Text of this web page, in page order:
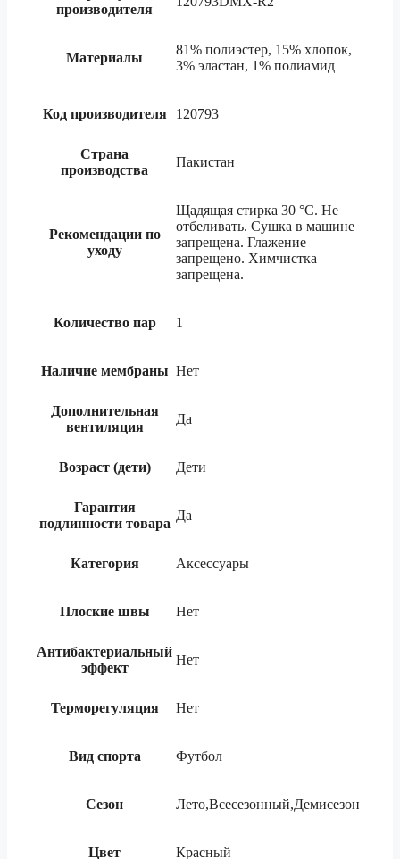
производителя
Материалы
81% полиэстер, 15% хлопок,
3% эластан, 1% полиамид
Код производителя 120793
Страна
производства
Пакистан
Рекомендации по
уходу
Щадящая стирка 30 °C. Не
отбеливать. Сушка в машине
запрещена. Глажение
запрещено. Химчистка
запрещена.
Количество пар 1
Наличие мембраны Нет
Дополнительная
вентиляция
Да
Возраст (дети) Дети
Гарантия
подлинности товара
Да
Категория Аксессуары
Плоские швы Нет
Антибактериальный
эффект
Нет
Терморегуляция Нет
Вид спорта Футбол
Сезон Лето,Всесезонный,Демисезон
Цвет Красный